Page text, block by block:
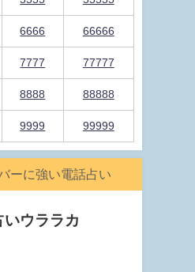
6666 66666
7777 77777
8888 88888
9999 99999
ーに強い電話占い
いウララカ